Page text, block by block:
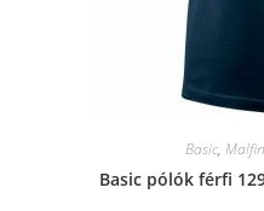
Basic,
Basic pólók férfi